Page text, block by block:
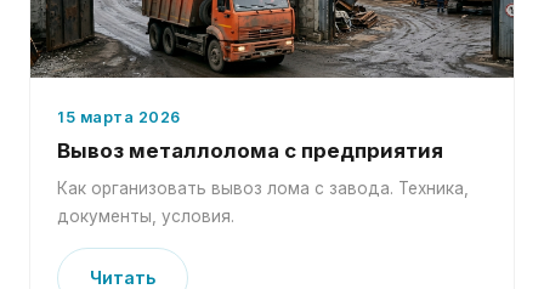
15 марта 2026
Вывоз металлолома с предприятия
Как организовать вывоз лома с завода. Техника,
документы, условия.
Читать